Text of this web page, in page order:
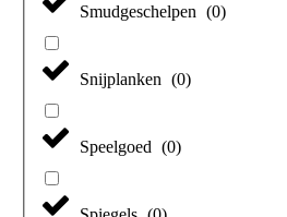
Smudgeschelpen (0)
Snijplanken (0)
Speelgoed (0)